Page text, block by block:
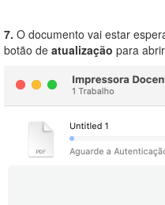
7. O documento vai estar
botão de atualização para